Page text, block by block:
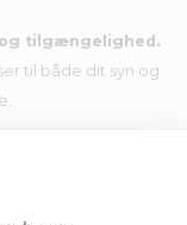
og tilgængelighed.
til både dit syn og